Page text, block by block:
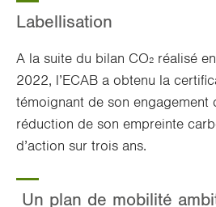
Labellisation
A la suite du bilan CO₂ réalisé
2022, l’ECAB a obtenu la
témoignant de son engagement
réduction de son empreinte
d’action sur trois ans.
Un plan de mobilité